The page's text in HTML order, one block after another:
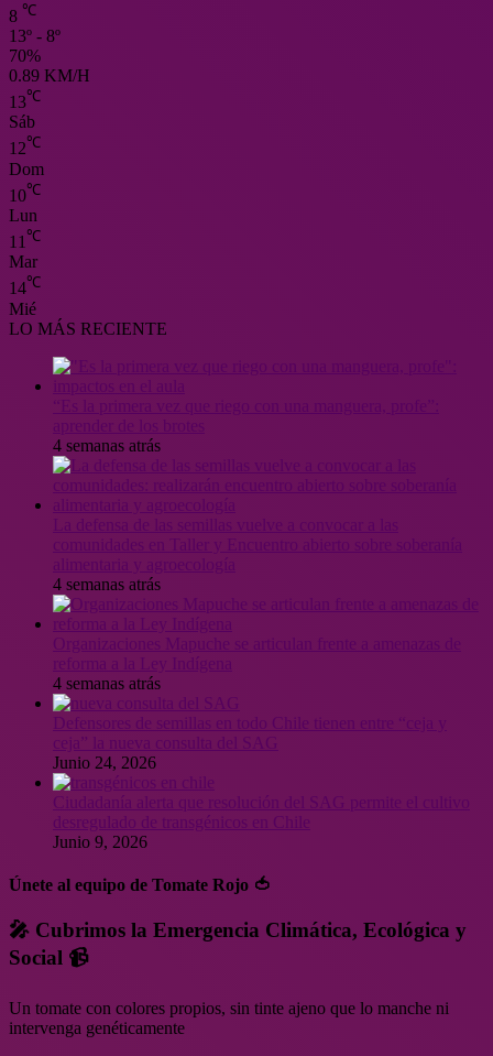
8 ℃
13º - 8º
70%
0.89 KM/H
13℃
Sáb
12℃
Dom
10℃
Lun
11 ℃
Mar
14℃
Mié
LO MÁS RECIENTE
4 semanas atrás
4 semanas atrás
Organizaciones Mapuche se articulan frente a amenazas de
4 semanas atrás
Junio 24, 2026
Ciudadanía alerta que resolución del SAG permite el cultivo
desregulado de transgénicos en Chile
Junio 9, 2026
Únete al equipo de Tomate Rojo 🍅
🎤 Cubrimos la Emergencia Climática, Ecológica y
Social 📹
Un tomate con colores propios, sin tinte ajeno que lo manche ni
intervenga genéticamente